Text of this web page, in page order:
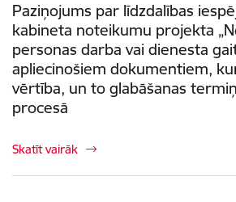
Paziņojums par līdzdalības
kabineta noteikumu projekta
personas darba vai dienesta
apliecinošiem dokumentiem,
vērtība, un to glabāšanas
procesā
Skatīt vairāk